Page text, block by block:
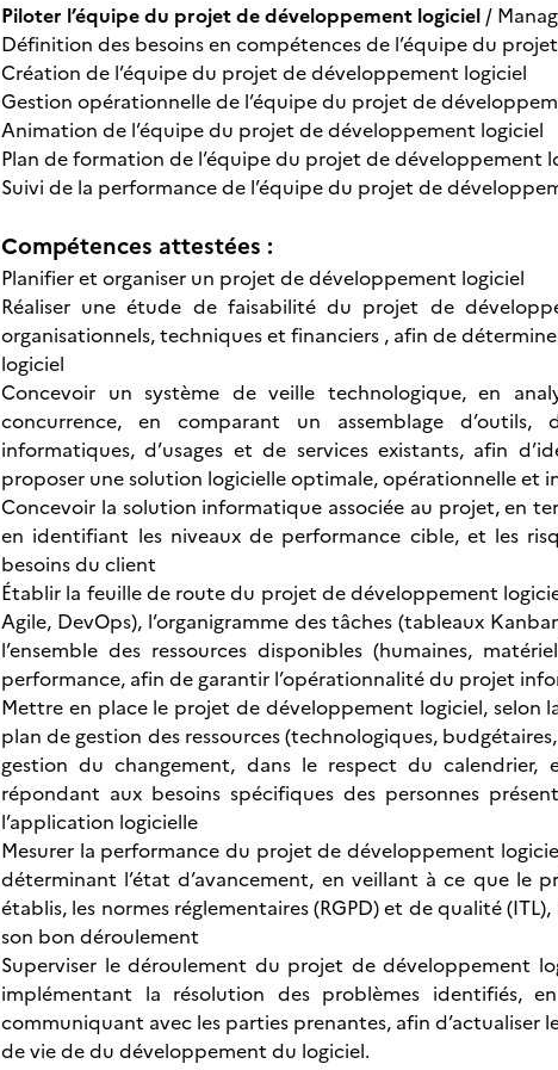
Piloter l’équipe du projet de développement logiciel/
Définition des besoins en compétences de l’équipe du
Création de l’équipe du projet de développement logiciel
Gestion opérationnelle de l’équipe du projet de
Animation de l’équipe du projet de développement logiciel
Plan de formation de l’équipe du projet de développement
Suivi de la performance de l’équipe du projet de
Compétences attestées :
Planifier et organiser un projet de développement logiciel
Réaliser une étude de faisabilité du projet de
organisationnels, techniques et financiers , afin de
logiciel
Concevoir un système de veille technologique, en
concurrence, en comparant un assemblage d’outils,
informatiques, d’usages et de services existants, afin
proposer une solution logicielle optimale, opérationnelle et
Concevoir la solution informatique associée au projet, en
en identifiant les niveaux de performance cible, et les
besoins du client
Établir la feuille de route du projet de développement
Agile, DevOps), l’organigramme des tâches (tableaux
l’ensemble des ressources disponibles (humaines,
performance, afin de garantir l’opérationnalité du projet
Mettre en place le projet de développement logiciel, selon
plan de gestion des ressources (technologiques,
gestion du changement, dans le respect du
répondant aux besoins spécifiques des personnes
l’application logicielle
Mesurer la performance du projet de développement
déterminant l’état d’avancement, en veillant à ce que le
établis, les normes réglementaires (RGPD) et de qualité
son bon déroulement
Superviser le déroulement du projet de développement
implémentant la résolution des problèmes identifiés,
communiquant avec les parties prenantes, afin
de vie de du développement du logiciel.